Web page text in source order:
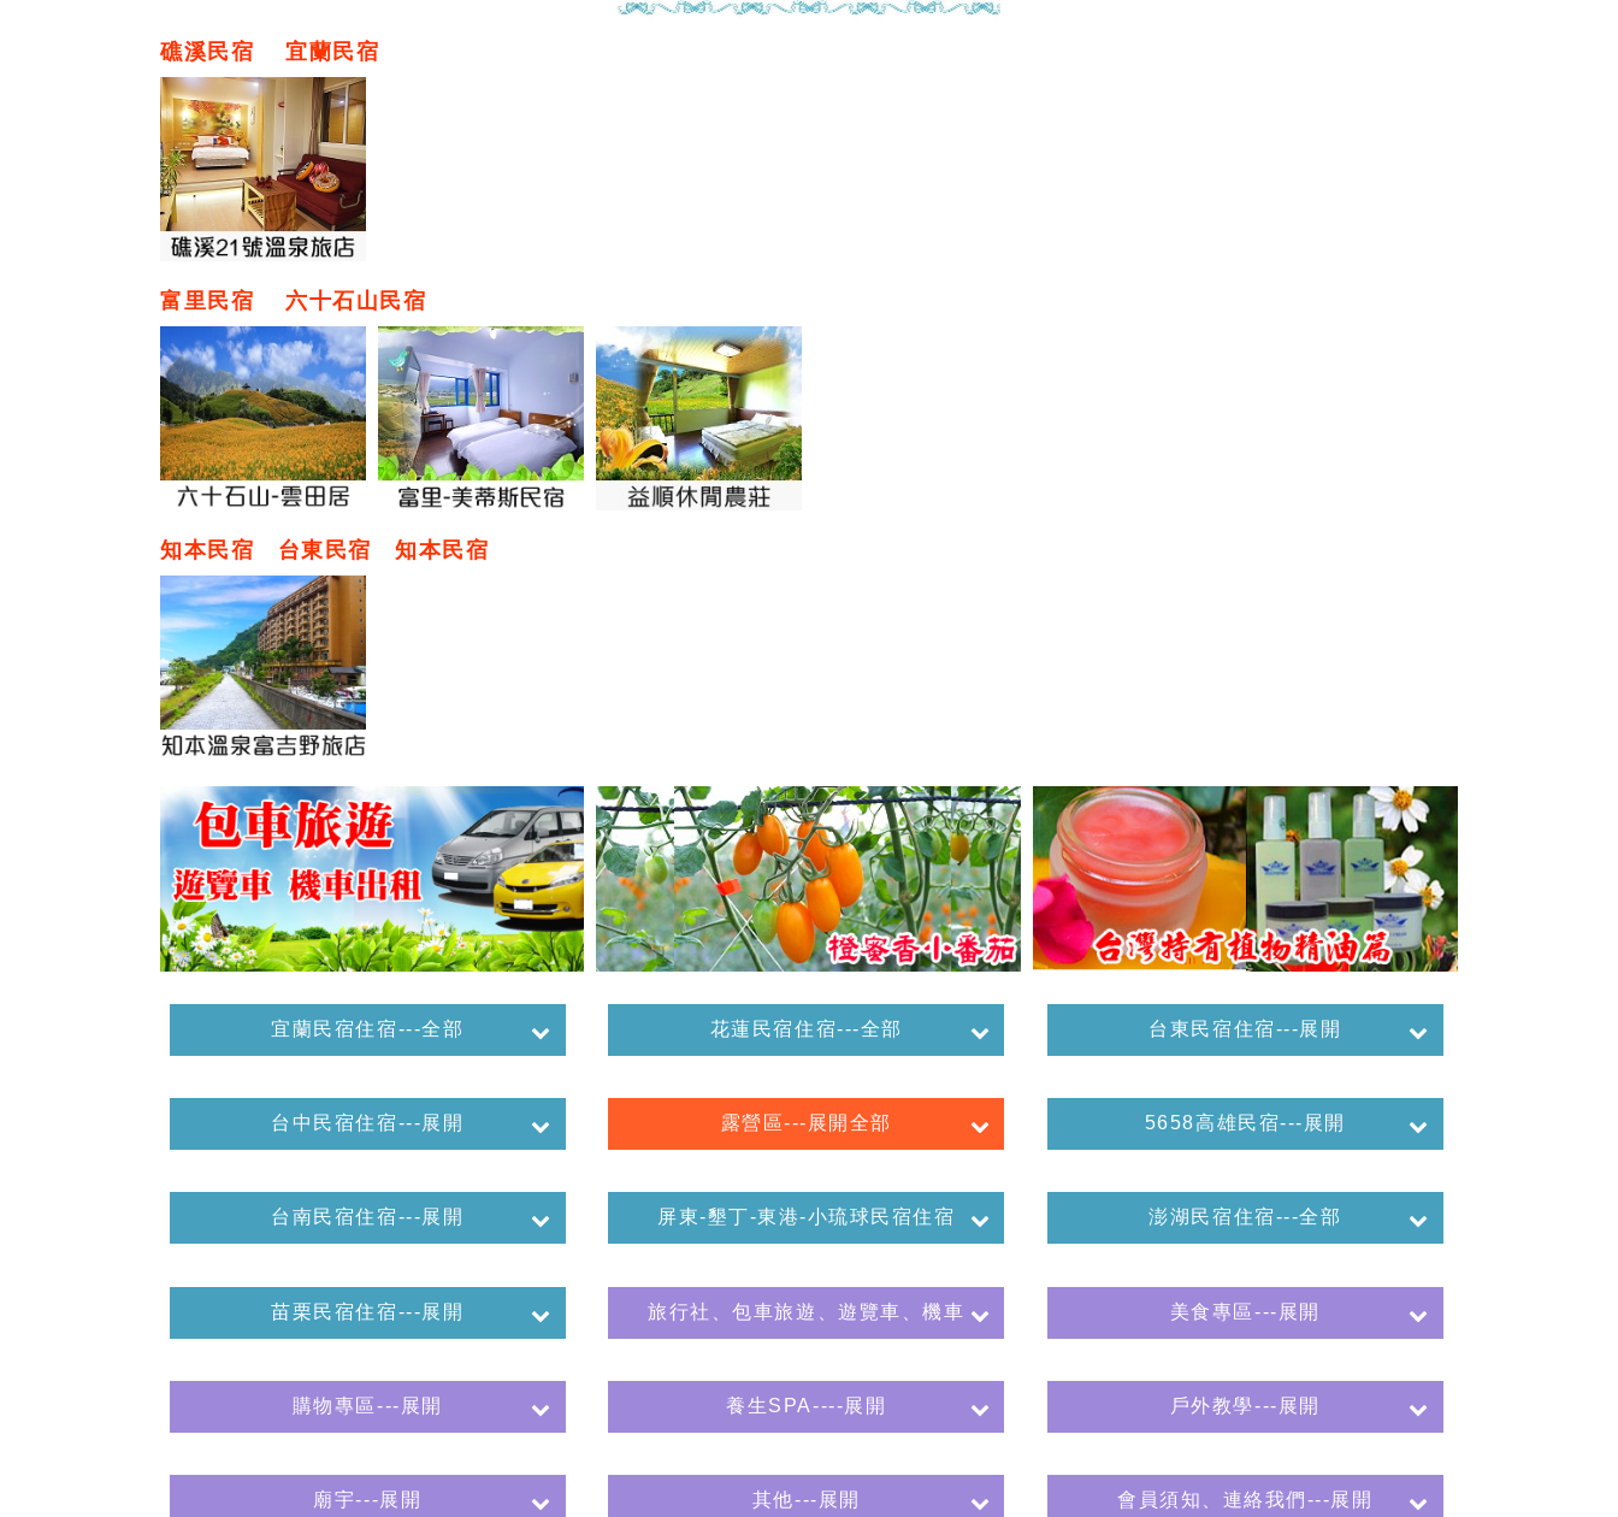
礁溪民宿 宜蘭民宿
富里民宿 六十石山民宿
知本民宿 台東民宿 知本民宿
宜蘭民宿住宿---全部 花蓮民宿住宿---全部 台東民宿住宿---展開
台中民宿住宿---展開 露營區---展開全部 5658高雄民宿---展開
台南民宿住宿---展開 屏東-墾丁-東港-小琉球民宿住宿 澎湖民宿住宿---全部
苗栗民宿住宿---展開 旅行社、包車旅遊、遊覽車、機車 美食專區---展開
購物專區---展開 養生SPA----展開 戶外教學---展開
廟宇---展開 其他---展開 會員須知、連絡我們---展開